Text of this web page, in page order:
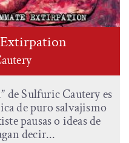
de Sulfuric Cautery es
de puro salvajismo
pausas o ideas de
decir...